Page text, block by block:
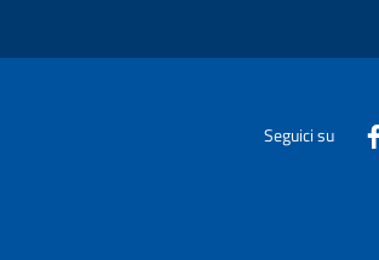
Seguici su